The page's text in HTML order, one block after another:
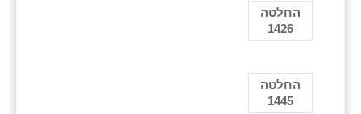
החלטה
1426
החלטה
1445